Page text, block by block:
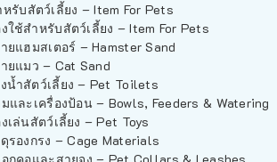
รับสัตว์เลี้ยง – Item For Pets
ใช้สำหรับสัตว์เลี้ยง – Item For Pets
ยแฮมสเตอร์ – Hamster Sand
ยแมว – Cat Sand
น้ำสัตว์เลี้ยง – Pet Toilets
และเครื่องป้อน – Bowls, Feeders & Watering
เล่นสัตว์เลี้ยง – Pet Toys
รองกรง – Cage Materials